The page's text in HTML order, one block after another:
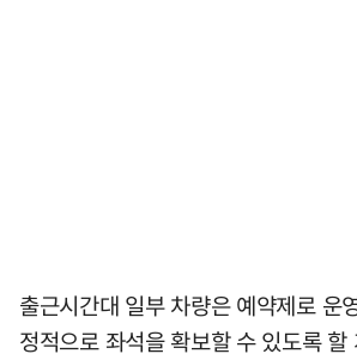
출근시간대 일부 차량은 예약제로 운
정적으로 좌석을 확보할 수 있도록 할